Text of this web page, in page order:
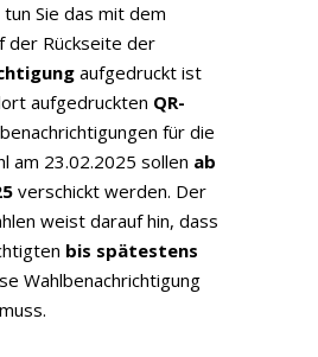
Sie das mit dem
der Rückseite der
aufgedruckt ist
aufgedruckten QR-
für die
am 23.02.2025 sollen ab
verschickt werden. Der
weist darauf hin, dass
bis spätestens
Wahlbenachrichtigung